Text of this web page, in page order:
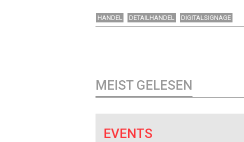
HANDEL DETAILHANDEL DIGITALSIGNAGE
MEIST GELESEN
EVENTS